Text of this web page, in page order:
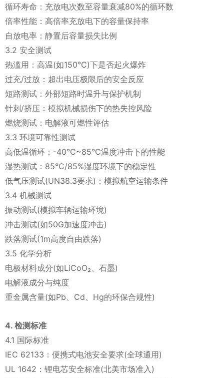
循环寿命：充放电次数至容量衰减80%的循环数
倍率性能：高倍率充放电下的容量保持率
自放电率：静置后容量损失比例
3.2 安全测试
热滥用：高温(如150°C)下是否起火爆炸
过充/过放：超出电压极限后的安全反应
短路测试：外部短路时温升与保护机制
针刺/挤压：模拟机械损伤下的热失控风险
燃烧测试：电解液可燃性评估
3.3 环境可靠性测试
高低温循环：-40°C~85°C温度冲击下的性能
湿热测试：85°C/85%湿度环境下的稳定性
低气压测试(UN38.3要求)：模拟航空运输条件
3.4 机械测试
振动测试(模拟车辆运输环境)
冲击测试(如50G加速度冲击)
跌落测试(1m高度自由跌落)
3.5 化学分析
电极材料成分(如LiCoO₂、石墨)
电解液成分与纯度
重金属含量(如Pb、Cd、Hg的环保合规性)
4. 检测标准
4.1 国际标准
IEC 62133：便携式电池安全要求(全球通用)
UL 1642：锂电芯安全标准(北美市场准入)